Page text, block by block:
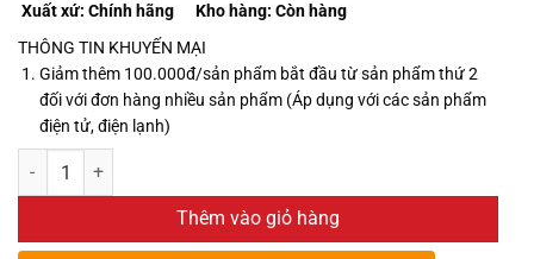
Xuất xứ: Chính hãng
Kho hàng: Còn hàng
THÔNG TIN KHUYẾN MẠI
Giảm thêm 100.000đ/sản phẩm bắt đầu từ sản phẩm thứ 2
đối với đơn hàng nhiều sản phẩm (Áp dụng với các sản phẩm
điện tử, điện lạnh)
Thêm vào giỏ hàng